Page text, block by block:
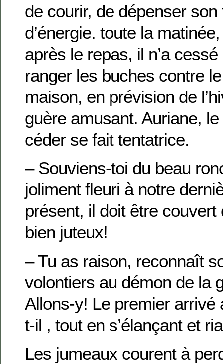
de courir, de dépenser son
d’énergie. toute la
après le repas, il n’a cessé
ranger les buches contre
maison, en prévision de
guère amusant. Auriane,
céder se fait tentatrice.
– Souviens-toi du beau
joliment fleuri à notre
présent, il doit être couvert
bien juteux!
– Tu as raison, reconnaît
volontiers au démon de la
Allons-y! Le premier arrivé
t-il , tout en s’élançant et
Les jumeaux courent à